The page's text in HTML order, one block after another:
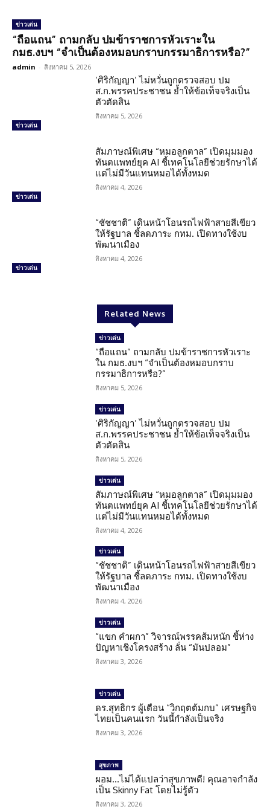
ข่าวเด่น
“ถือแถน” ถามกลับ ปมข้าราชการหัวเราะใน
กมธ.งบฯ “จำเป็นต้องหมอบกราบกรรมาธิการหรือ?”
admin - สิงหาคม 5, 2026
ข่าวเด่น
‘ศิริกัญญา’ ไม่หวั่นถูกตรวจสอบ ปม
ส.ก.พรรคประชาชน ย้ำให้ข้อเท็จจริงเป็น
ตัวตัดสิน
สิงหาคม 5, 2026
ข่าวเด่น
สัมภาษณ์พิเศษ “หมอลูกตาล” เปิดมุมมอง
ทันตแพทย์ยุค AI ชี้เทคโนโลยีช่วยรักษาได้
แต่ไม่มีวันแทนหมอได้ทั้งหมด
สิงหาคม 4, 2026
ข่าวเด่น
“ชัชชาติ” เดินหน้าโอนรถไฟฟ้าสายสีเขียว
ให้รัฐบาล ชี้ลดภาระ กทม. เปิดทางใช้งบ
พัฒนาเมือง
สิงหาคม 4, 2026
Related News
ข่าวเด่น
“ถือแถน” ถามกลับ ปมข้าราชการหัวเราะ
ใน กมธ.งบฯ “จำเป็นต้องหมอบกราบ
กรรมาธิการหรือ?”
สิงหาคม 5, 2026
ข่าวเด่น
‘ศิริกัญญา’ ไม่หวั่นถูกตรวจสอบ ปม
ส.ก.พรรคประชาชน ย้ำให้ข้อเท็จจริงเป็น
ตัวตัดสิน
สิงหาคม 5, 2026
ข่าวเด่น
สัมภาษณ์พิเศษ “หมอลูกตาล” เปิดมุมมอง
ทันตแพทย์ยุค AI ชี้เทคโนโลยีช่วยรักษาได้
แต่ไม่มีวันแทนหมอได้ทั้งหมด
สิงหาคม 4, 2026
ข่าวเด่น
“ชัชชาติ” เดินหน้าโอนรถไฟฟ้าสายสีเขียว
ให้รัฐบาล ชี้ลดภาระ กทม. เปิดทางใช้งบ
พัฒนาเมือง
สิงหาคม 4, 2026
ข่าวเด่น
“แขก คำผกา” วิจารณ์พรรคส้มหนัก ชี้ห่าง
ปัญหาเชิงโครงสร้าง ลั่น “มันปลอม”
สิงหาคม 3, 2026
ข่าวเด่น
ดร.สุทธิกร ผู้เตือน “วิกฤตต้มกบ” เศรษฐกิจ
ไทยเป็นคนแรก วันนี้กำลังเป็นจริง
สิงหาคม 3, 2026
สุขภาพ
ผอม…ไม่ได้แปลว่าสุขภาพดี! คุณอาจกำลัง
เป็น Skinny Fat โดยไม่รู้ตัว
สิงหาคม 3, 2026